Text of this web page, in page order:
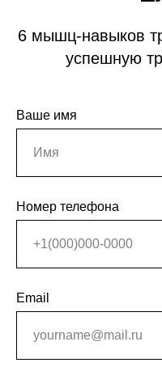
6 мышц-навыков
успешную
Ваше имя
Номер телефона
Email